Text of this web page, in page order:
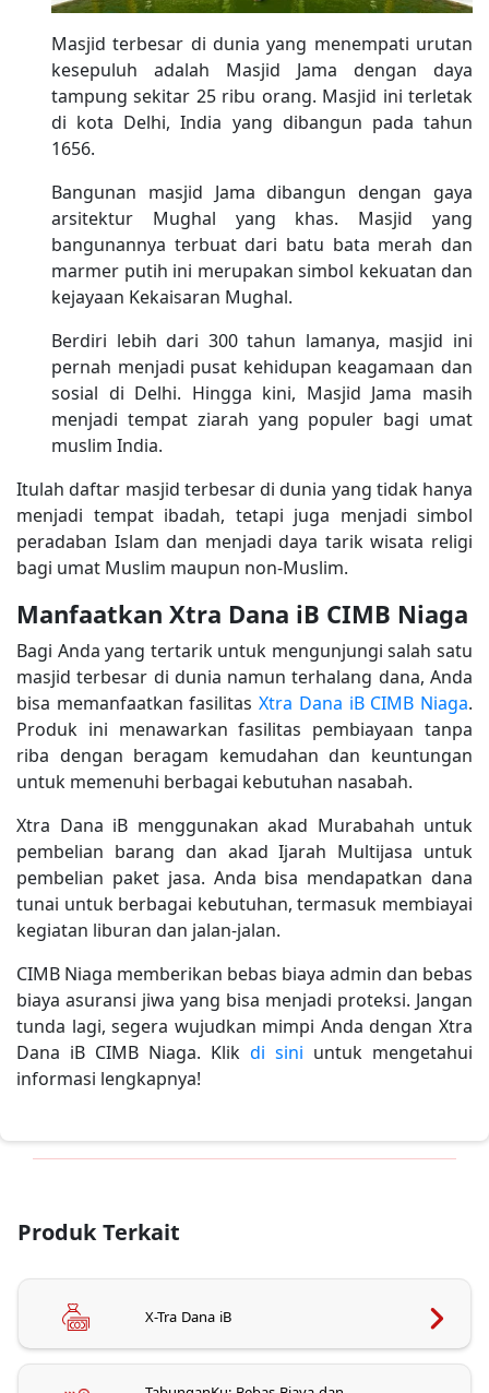
Masjid terbesar di dunia yang menempati urutan
kesepuluh adalah Masjid Jama dengan daya
tampung sekitar 25 ribu orang. Masjid ini terletak
di kota Delhi, India yang dibangun pada tahun
1656.
Bangunan masjid Jama dibangun dengan gaya
arsitektur Mughal yang khas. Masjid yang
bangunannya terbuat dari batu bata merah dan
marmer putih ini merupakan simbol kekuatan dan
kejayaan Kekaisaran Mughal.
Berdiri lebih dari 300 tahun lamanya, masjid ini
pernah menjadi pusat kehidupan keagamaan dan
sosial di Delhi. Hingga kini, Masjid Jama masih
menjadi tempat ziarah yang populer bagi umat
muslim India.
Itulah daftar masjid terbesar di dunia yang tidak hanya
menjadi tempat ibadah, tetapi juga menjadi simbol
peradaban Islam dan menjadi daya tarik wisata religi
bagi umat Muslim maupun non-Muslim.
Manfaatkan Xtra Dana iB CIMB Niaga
Bagi Anda yang tertarik untuk mengunjungi salah satu
masjid terbesar di dunia namun terhalang dana, Anda
bisa memanfaatkan fasilitasXtra Dana iB CIMB Niaga.
Produk ini menawarkan fasilitas pembiayaan tanpa
riba dengan beragam kemudahan dan keuntungan
untuk memenuhi berbagai kebutuhan nasabah.
Xtra Dana iB menggunakan akad Murabahah untuk
pembelian barang dan akad Ijarah Multijasa untuk
pembelian paket jasa. Anda bisa mendapatkan dana
tunai untuk berbagai kebutuhan, termasuk membiayai
kegiatan liburan dan jalan-jalan.
CIMB Niaga memberikan bebas biaya admin dan bebas
biaya asuransi jiwa yang bisa menjadi proteksi. Jangan
tunda lagi, segera wujudkan mimpi Anda dengan Xtra
Dana iB CIMB Niaga. Klik di sini untuk mengetahui
informasi lengkapnya!
Produk Terkait
X-Tra Dana iB